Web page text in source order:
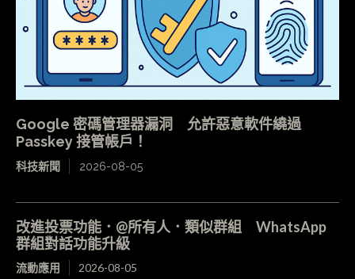
Google 密碼管理器漏洞 允許惡意軟件繞過
Passkey 接管帳戶！
科技新聞 2026-08-05
改進投票功能．@所有人．類似群組 WhatsApp
群組對話功能升級
流動應用 2026-08-05